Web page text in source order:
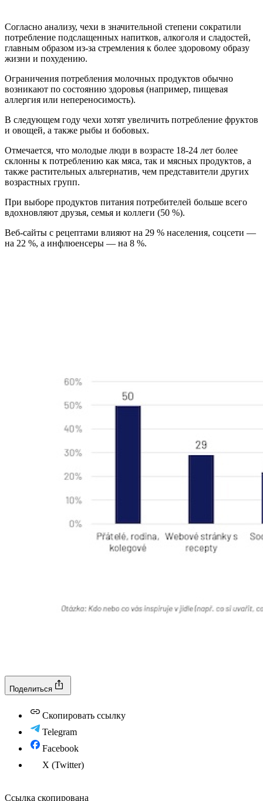
Согласно анализу, чехи в значительной степени сократили
потребление подслащенных напитков, алкоголя и сладостей,
главным образом из-за стремления к более здоровому образу
жизни и похудению.
Ограничения потребления молочных продуктов обычно
возникают по состоянию здоровья (например, пищевая
аллергия или непереносимость).
В следующем году чехи хотят увеличить потребление фруктов
и овощей, а также рыбы и бобовых.
Отмечается, что молодые люди в возрасте 18-24 лет более
склонны к потреблению как мяса, так и мясных продуктов, а
также растительных альтернатив, чем представители других
возрастных групп.
При выборе продуктов питания потребителей больше всего
вдохновляют друзья, семья и коллеги (50 %).
Веб-сайты с рецептами влияют на 29 % населения, соцсети —
на 22 %, а инфлюенсеры — на 8 %.
Поделиться
Скопировать ссылку
Telegram
Facebook
X (Twitter)
Ссылка скопирована